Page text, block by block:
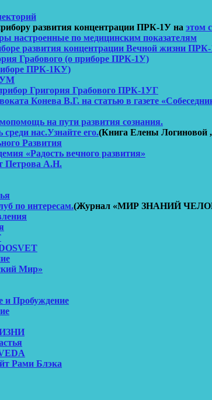
развития концентрации ПРК-1У на этом
настроенные по медицинским показателям
развития концентрации Вечной жизни
Грабового (о приборе ПРК-1У)
ПРК-1КУ)
Григория Грабового ПРК-1УГ
Конева В.Г. на статью в газете
на пути развития сознания.
нас.Узнайте его.(Книга Елены
Развития
«Радость вечного развития»
Петрова А.Н.
по интересам.(Журнал «МИР ЗНАНИЙ
Мир»
и Пробуждение
Рами Блэка